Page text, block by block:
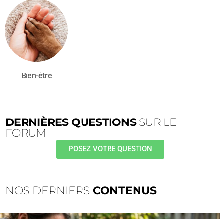
Bien-être
DERNIÈRES QUESTIONSSUR LE
FORUM
POSEZ VOTRE QUESTION
NOS DERNIERS CONTENUS